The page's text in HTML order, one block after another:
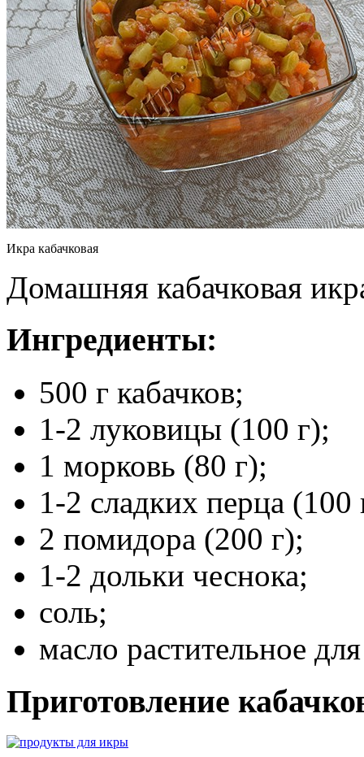
Икра кабачковая
Домашняя кабачковая
Ингредиенты:
500 г кабачков;
1-2 луковицы (100 г);
1 морковь (80 г);
1-2 сладких перца (100
2 помидора (200 г);
1-2 дольки чеснока;
соль;
масло растительное
Приготовление